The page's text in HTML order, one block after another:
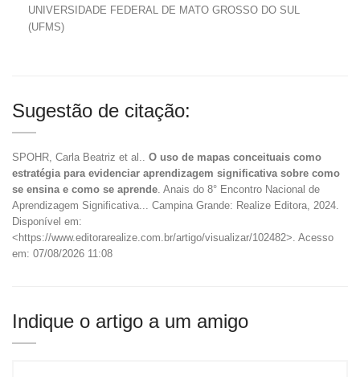
UNIVERSIDADE FEDERAL DE MATO GROSSO DO SUL
(UFMS)
Sugestão de citação:
SPOHR, Carla Beatriz et al.. O uso de mapas conceituais como
estratégia para evidenciar aprendizagem significativa sobre como
se ensina e como se aprende . Anais do 8° Encontro Nacional de
Aprendizagem Significativa... Campina Grande: Realize Editora, 2024.
Disponível em:
<https://www.editorarealize.com.br/artigo/visualizar/102482>. Acesso
em: 07/08/2026 11:08
Indique o artigo a um amigo